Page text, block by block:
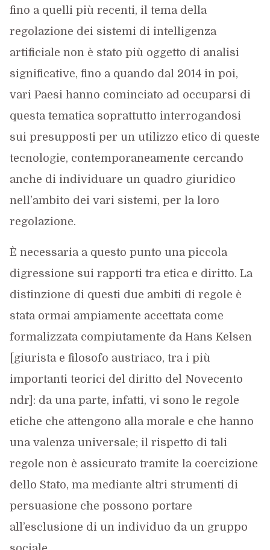
fino a quelli più recenti, il tema della
regolazione dei sistemi di intelligenza
artificiale non è stato più oggetto di analisi
significative, fino a quando dal 2014 in poi,
vari Paesi hanno cominciato ad occuparsi di
questa tematica soprattutto interrogandosi
sui presupposti per un utilizzo etico di queste
tecnologie, contemporaneamente cercando
anche di individuare un quadro giuridico
nell’ambito dei vari sistemi, per la loro
regolazione.
È necessaria a questo punto una piccola
digressione sui rapporti tra etica e diritto. La
distinzione di questi due ambiti di regole è
stata ormai ampiamente accettata come
formalizzata compiutamente da Hans Kelsen
[giurista e filosofo austriaco, tra i più
importanti teorici del diritto del Novecento
ndr]: da una parte, infatti, vi sono le regole
etiche che attengono alla morale e che hanno
una valenza universale; il rispetto di tali
regole non è assicurato tramite la coercizione
dello Stato, ma mediante altri strumenti di
persuasione che possono portare
all’esclusione di un individuo da un gruppo